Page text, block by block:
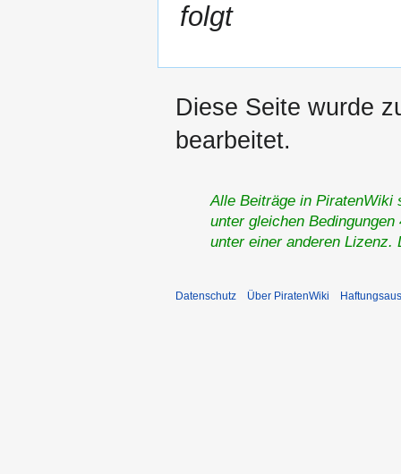
folgt
Diese Seite wurde
bearbeitet.
Alle Beiträge in PiratenWiki
unter gleichen
unter einer anderen
Datenschutz Über PiratenWiki